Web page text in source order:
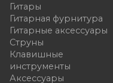
Гитары
Гитарная фурнитура
Гитарные аксессуары
Струны
Клавишные
инструменты
Аксессуары